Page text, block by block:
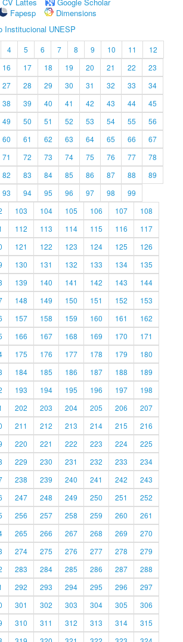
Fapesp
Dimensions
Institucional UNESP
4 5 6 7 8 9 10 11
12
16 17 18 19 20 21 22
23
27 28 29 30 31 32 33
34
38 39 40 41 42 43 44
45
49 50 51 52 53 54 55
56
60 61 62 63 64 65 66
67
71 72 73 74 75 76 77
78
82 83 84 85 86 87 88
89
93 94 95 96 97 98
99
103 104 105 106 107
108
112 113 114 115 116
117
121 122 123 124 125
126
130 131 132 133 134
135
139 140 141 142 143
144
148 149 150 151 152
153
157 158 159 160 161
162
166 167 168 169 170
171
175 176 177 178 179
180
184 185 186 187 188
189
193 194 195 196 197
198
202 203 204 205 206
207
211 212 213 214 215
216
220 221 222 223 224
225
229 230 231 232 233
234
238 239 240 241 242
243
247 248 249 250 251
252
256 257 258 259 260
261
265 266 267 268 269
270
274 275 276 277 278
279
283 284 285 286 287
288
292 293 294 295 296
297
301 302 303 304 305
306
310 311 312 313 314
315